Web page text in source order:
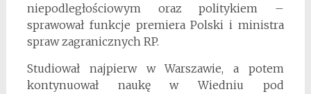
niepodległościowym oraz politykiem –
sprawował funkcje premiera Polski i ministra
spraw zagranicznych RP.
Studiował najpierw w Warszawie, a potem
kontynuował naukę w Wiedniu pod